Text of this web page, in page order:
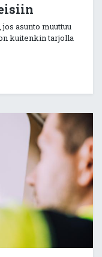
asunto muuttuu
kuitenkin tarjolla